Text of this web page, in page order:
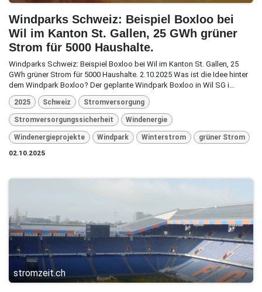
Windparks Schweiz: Beispiel Boxloo bei
Wil im Kanton St. Gallen, 25 GWh grüner
Strom für 5000 Haushalte.
Windparks Schweiz: Beispiel Boxloo bei Wil im Kanton St. Gallen, 25
GWh grüner Strom für 5000 Haushalte. 2.10.2025 Was ist die Idee hinter
dem Windpark Boxloo? Der geplante Windpark Boxloo in Wil SG i...
2025 Schweiz Stromversorgung
Stromversorgungssicherheit Windenergie
Windenergieprojekte Windpark Winterstrom
grüner Strom
02.10.2025
stromzeit.ch